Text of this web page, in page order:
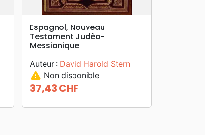
search APERÇU RAPIDE
Espagnol, Nouveau
Testament Judèo-
Messianique
Auteur : David Harold Stern
warning Non disponible
Prix
37,43 CHF